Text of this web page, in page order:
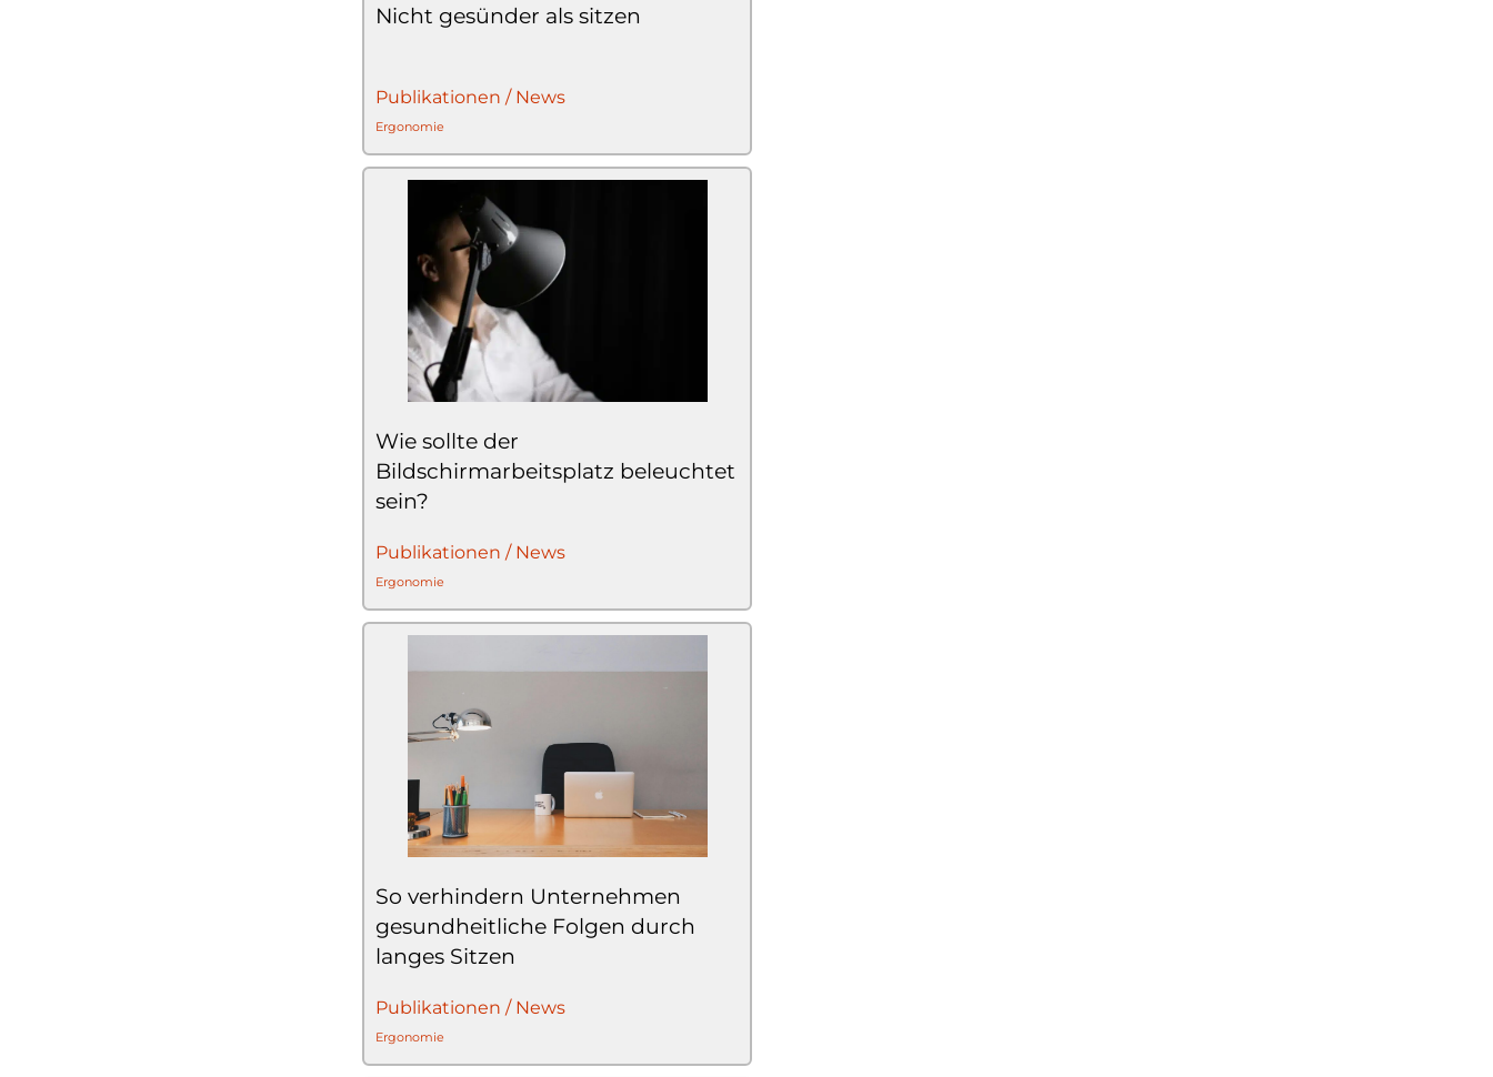
Nicht gesünder als sitzen
Publikationen / News
Ergonomie
Wie sollte der
Bildschirmarbeitsplatz beleuchtet
sein?
Publikationen / News
Ergonomie
So verhindern Unternehmen
gesundheitliche Folgen durch
langes Sitzen
Publikationen / News
Ergonomie